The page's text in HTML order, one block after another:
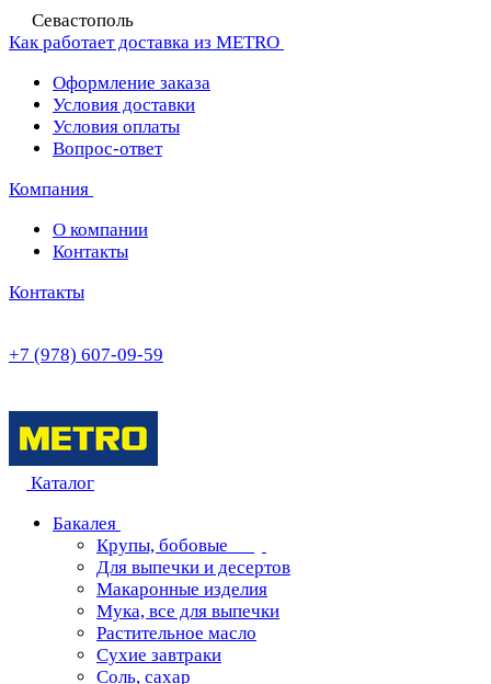
Севастополь
Как работает доставка из METRO
Оформление заказа
Условия доставки
Условия оплаты
Вопрос-ответ
Компания
О компании
Контакты
Контакты
+7 (978) 607-09-59
Каталог
Бакалея
Крупы, бобовые
Для выпечки и десертов
Макаронные изделия
Мука, все для выпечки
Растительное масло
Сухие завтраки
Соль, сахар